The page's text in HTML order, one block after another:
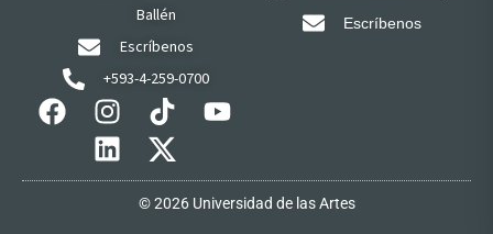
Ballén
Escríbenos
+593-4-259-0700
Escríbenos
© 2026 Universidad de las Artes